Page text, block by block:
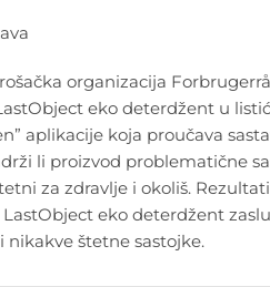
organizacija
eko deterdžent u
aplikacije koja proučava
li proizvod problematične
za zdravlje i okoliš.
eko deterdžent
nikakve štetne sastojke.